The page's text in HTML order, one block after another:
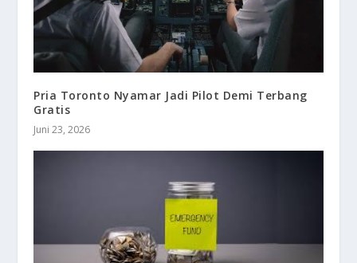
Pria Toronto Nyamar Jadi Pilot Demi Terbang
Gratis
Juni 23, 2026